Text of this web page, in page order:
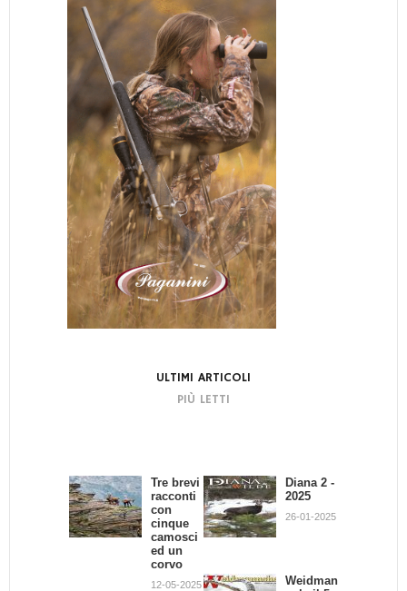
ULTIMI ARTICOLI
PIÙ LETTI
Tre brevi
racconti
con
cinque
camosci
ed un
corvo
12-05-2025
Diana 2 -
2025
26-01-2025
Weidman
Bando di
Concors
o:
Scrivend
o e
Cacciand
o
30-09-2013
La
dignità
Cacciator